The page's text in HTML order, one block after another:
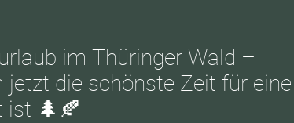
im Thüringer Wald –
jetzt die schönste Zeit für eine
ist 🌲🍂